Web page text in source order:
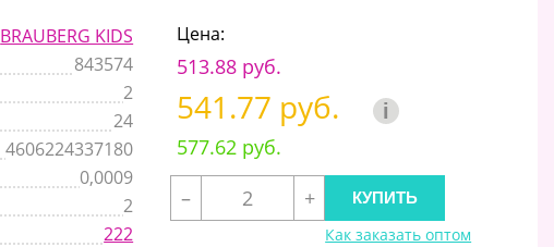
BRAUBERG KIDS
843574
2
24
4606224337180
0,0009
2
222
Цена:
513.88 руб.
541.77 руб. i
577.62 руб.
–
+
Как заказать оптом